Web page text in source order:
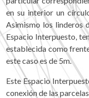
en su interior un
Asimismo los linderos
Espacio Interpuesto,
establecida como
este caso es de 5m.
Este Espacio
conexión de las